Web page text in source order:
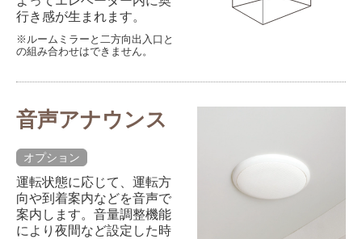
行き感が生まれます。
※ルームミラーと二方向出入口と
の組み合わせはできません。
音声アナウンス
オプション
運転状態に応じて、運転方
向や到着案内などを音声で
案内します。音量調整機能
により夜間など設定した時